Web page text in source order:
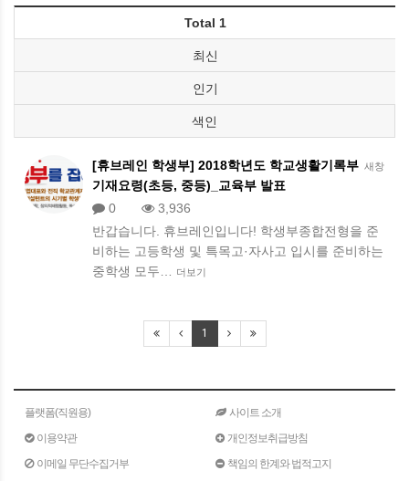
Total 1
최신
인기
색인
새창
[휴브레인 학생부] 2018학년도 학교생활기록부
기재요령(초등, 중등)_교육부 발표
0
3,936
반갑습니다. 휴브레인입니다! 학생부종합전형을 준
비하는 고등학생 및 특목고·자사고 입시를 준비하는
중학생 모두…
더보기
1
플랫폼(직원용)
사이트 소개
이용약관
개인정보취급방침
이메일 무단수집거부
책임의 한계와 법적고지